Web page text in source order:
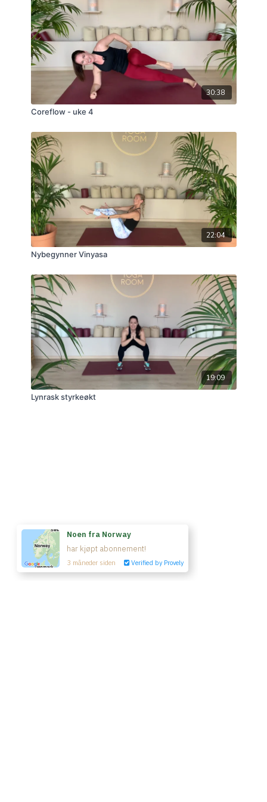
30:38
Coreflow - uke 4
22:04
Nybegynner Vinyasa
19:09
Lynrask styrkeøkt